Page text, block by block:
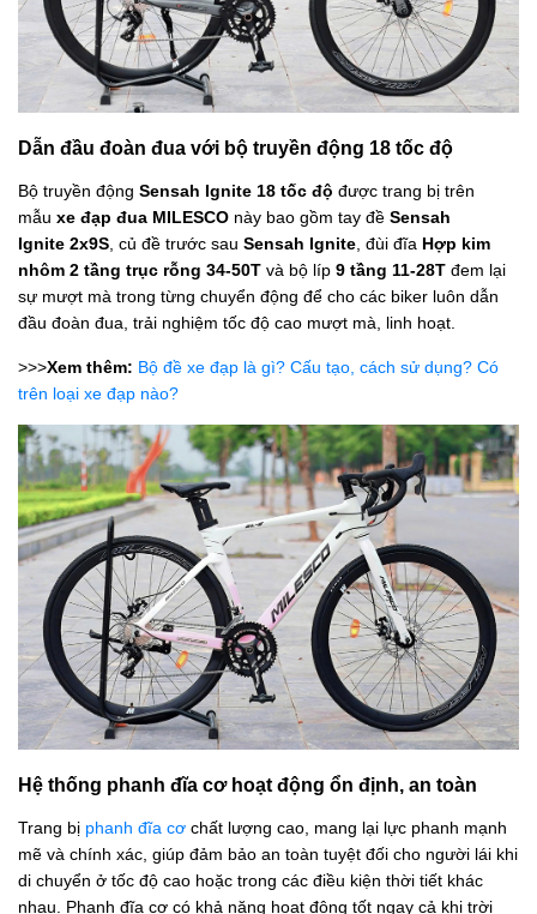
Dẫn đầu đoàn đua với bộ truyền động 18 tốc độ
Bộ truyền động Sensah Ignite 18 tốc độ được trang bị trên
mẫu xe đạp đua MILESCO này bao gồm tay đề Sensah
Ignite 2x9S , củ đề trước sau Sensah Ignite , đùi đĩa Hợp kim
nhôm 2 tầng trục rỗng 34-50T và bộ líp 9 tầng 11-28T đem lại
sự mượt mà trong từng chuyển động để cho các biker luôn dẫn
đầu đoàn đua, trải nghiệm tốc độ cao mượt mà, linh hoạt.
>>>Xem thêm: Bộ đề xe đạp là gì? Cấu tạo, cách sử dụng? Có
trên loại xe đạp nào?
Hệ thống phanh đĩa cơ hoạt động ổn định, an toàn
Trang bị phanh đĩa cơ chất lượng cao, mang lại lực phanh mạnh
mẽ và chính xác, giúp đảm bảo an toàn tuyệt đối cho người lái khi
di chuyển ở tốc độ cao hoặc trong các điều kiện thời tiết khác
nhau. Phanh đĩa cơ có khả năng hoạt động tốt ngay cả khi trời